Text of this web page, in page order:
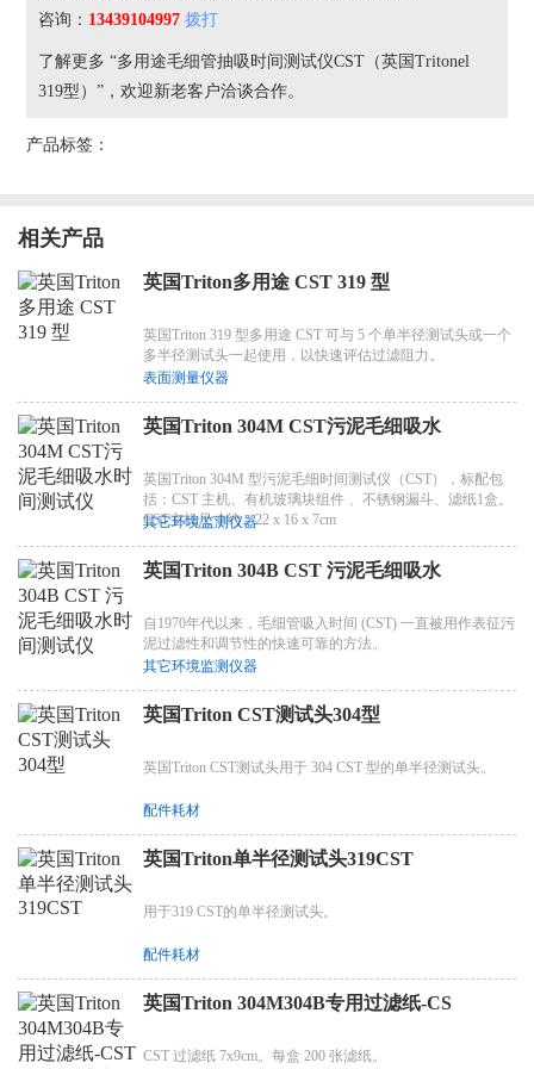
咨询： 13439104997 拨打
了解更多 “多用途毛细管抽吸时间测试仪CST（英国Tritonel
319型）”，欢迎新老客户洽谈合作。
产品标签：
相关产品
英国Triton多用途 CST 319 型
英国Triton 319 型多用途 CST 可与 5 个单半径测试头或一个
多半径测试头一起使用，以快速评估过滤阻力。
表面测量仪器
英国Triton 304M CST污泥毛细吸水
英国Triton 304M 型污泥毛细时间测试仪（CST），标配包
括：CST 主机、有机玻璃块组件 、不锈钢漏斗、滤纸1盒。
CST主机尺寸约：22 x 16 x 7cm
其它环境监测仪器
英国Triton 304B CST 污泥毛细吸水
自1970年代以来，毛细管吸入时间 (CST) 一直被用作表征污
泥过滤性和调节性的快速可靠的方法。
其它环境监测仪器
英国Triton CST测试头304型
英国Triton CST测试头用于 304 CST 型的单半径测试头。
配件耗材
英国Triton单半径测试头319CST
用于319 CST的单半径测试头。
配件耗材
英国Triton 304M304B专用过滤纸-CS
CST 过滤纸 7x9cm。每盒 200 张滤纸。